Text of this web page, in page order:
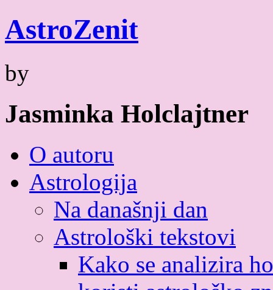
Skip
to
content
AstroZenit
by
Jasminka Holclajtner
O autoru
Astrologija
Na današnji dan
Astrološki tekstovi
Kako se analizira